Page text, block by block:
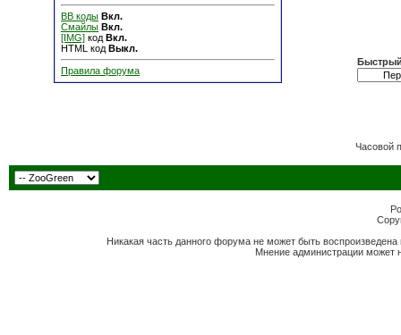
BB коды Вкл.
Смайлы Вкл.
[IMG] код Вкл.
HTML код Выкл.
Правила форума
Часовой
Никакая часть данного форума не может быть
Мнение администрации может